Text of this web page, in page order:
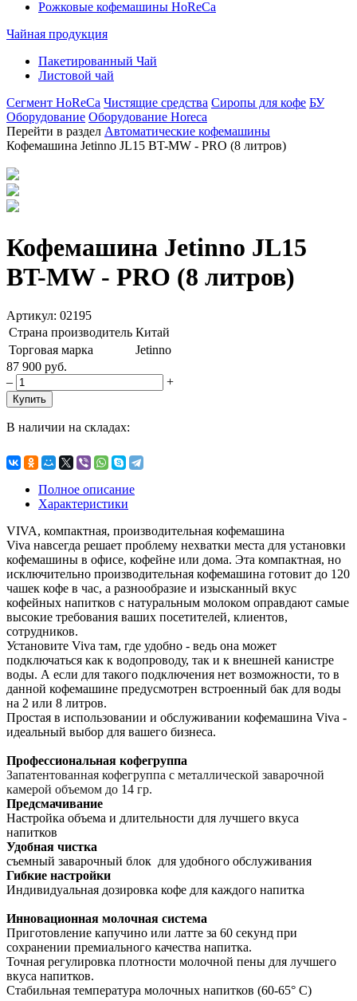
Рожковые кофемашины HoReCa
Чайная продукция
Пакетированный Чай
Листовой чай
Сегмент HoReCa Чистящие средства Сиропы для кофе БУ
Оборудование Оборудование Horeca
Перейти в раздел Автоматические кофемашины
Кофемашина Jetinno JL15 ВT-MW - PRO (8 литров)
Кофемашина Jetinno JL15
ВT-MW - PRO (8 литров)
Артикул: 02195
Страна производитель Китай
Торговая марка
Jetinno
87 900 руб.
–
+
Купить
В наличии на складах:
Полное описание
Характеристики
VIVA, компактная, производительная кофемашина
Viva навсегда решает проблему нехватки места для установки
кофемашины в офисе, кофейне или дома. Эта компактная, но
исключительно производительная кофемашина готовит до 120
чашек кофе в час, а разнообразие и изысканный вкус
кофейных напитков с натуральным молоком оправдают самые
высокие требования ваших посетителей, клиентов,
сотрудников.
Установите Viva там, где удобно - ведь она может
подключаться как к водопроводу, так и к внешней канистре
воды. А если для такого подключения нет возможности, то в
данной кофемашине предусмотрен встроенный бак для воды
на 2 или 8 литров.
Простая в использовании и обслуживании кофемашина Viva -
идеальный выбор для вашего бизнеса.
Профессиональная кофегруппа
Запатентованная кофегруппа с металлической заварочной
камерой объемом до 14 гр.
Предсмачивание
Настройка объема и длительности для лучшего вкуса
напитков
Удобная чистка
съемный заварочный блок для удобного обслуживания
Гибкие настройки
Индивидуальная дозировка кофе для каждого напитка
Инновационная молочная система
Приготовление капучино или латте за 60 секунд при
сохранении премиального качества напитка.
Точная регулировка плотности молочной пены для лучшего
вкуса напитков.
Стабильная температура молочных напитков (60-65° С)